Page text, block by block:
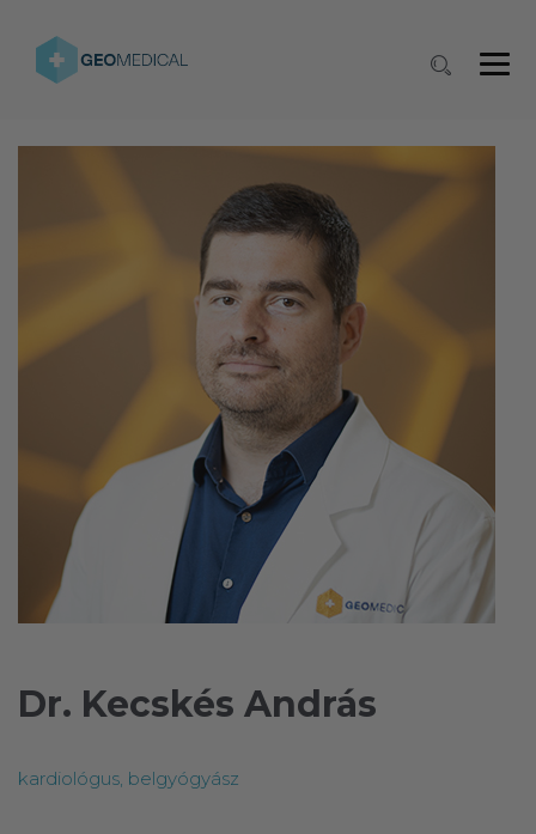
Dr. Kecskés András
kardiológus, belgyógyász